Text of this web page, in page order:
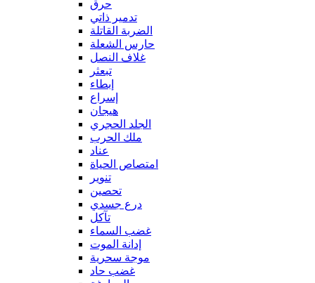
حرق
تدمير ذاتي
الضربة القاتلة
حارس الشعلة
غلاف النصل
تبعثر
إبطاء
إسراع
هيجان
الجلد الحجري
ملك الحرب
عناد
امتصاص الحياة
تنوير
تحصين
درع جسدي
تآكل
غضب السماء
إدانة الموت
موجة سحرية
غضب حاد